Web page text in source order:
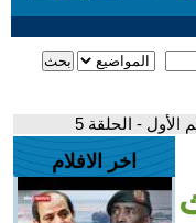
- الحلقة 5
اخر الافلام